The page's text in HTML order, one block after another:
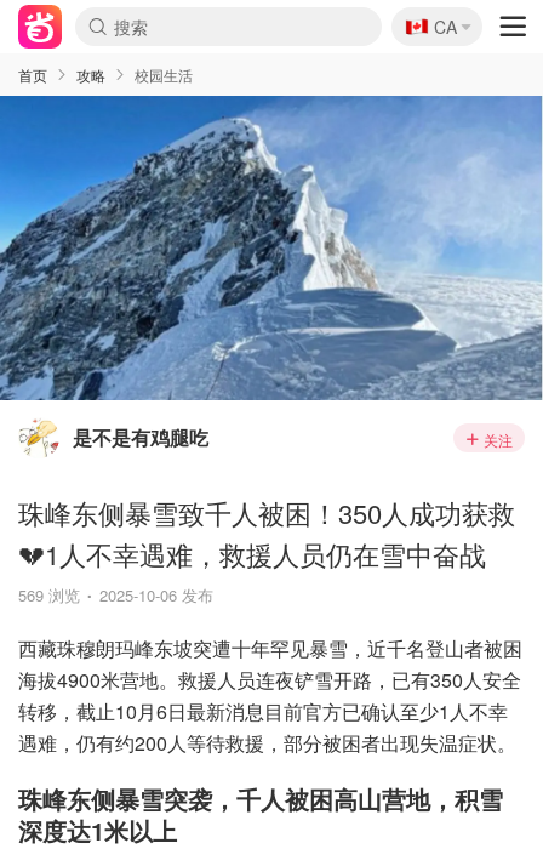
🇨🇦
CA
首页 攻略 校园生活
是不是有鸡腿吃 关注
珠峰东侧暴雪致千人被困！350人成功获救
💔1人不幸遇难，救援人员仍在雪中奋战
569 浏览 2025-10-06 发布
西藏珠穆朗玛峰东坡突遭十年罕见暴雪，近千名登山者被困
海拔4900米营地。救援人员连夜铲雪开路，已有350人安全
转移，截止10月6日最新消息目前官方已确认至少1人不幸
遇难，仍有约200人等待救援，部分被困者出现失温症状。
珠峰东侧暴雪突袭，千人被困高山营地，积雪
深度达1米以上